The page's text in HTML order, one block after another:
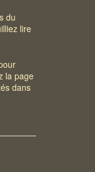
du
lire
la page
dans